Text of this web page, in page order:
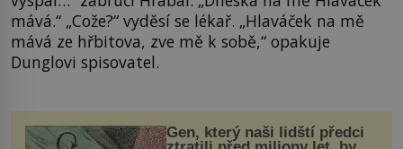
mává.“ „Cože?“ vyděsí se lékař. „Hlaváček na mě
mává ze hřbitova, zve mě k sobě,“ opakuje
Dunglovi spisovatel.
Gen, který naši lidští předci